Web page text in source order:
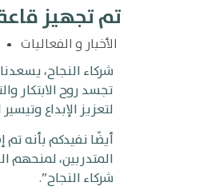
تم تجهيز
الأخبار و الفعاليات
شركاء النجاح،
تجسد روح الابتكار
لتعزيز الإبداع
أيضًا نفيدكم بأنه
المتدربين،
شركاء النجاح”.